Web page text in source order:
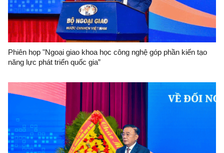
Phiên họp "Ngoại giao khoa học công nghệ góp phần kiến tạo
năng lực phát triển quốc gia”